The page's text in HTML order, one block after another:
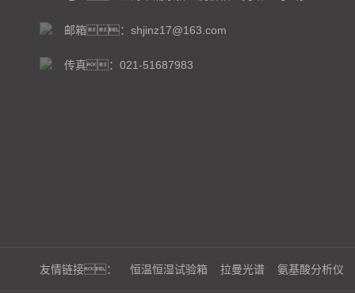
邮箱：shjinz17@163.com
传真：021-51687983
友情链接： 恒温恒湿试验箱 拉曼光谱 氨基酸分析仪